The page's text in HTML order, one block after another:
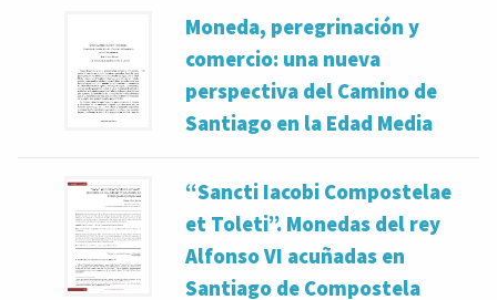
Moneda, peregrinación y
comercio: una nueva
perspectiva del Camino de
Santiago en la Edad Media
“Sancti Iacobi Compostelae
et Toleti”. Monedas del rey
Alfonso VI acuñadas en
Santiago de Compostela